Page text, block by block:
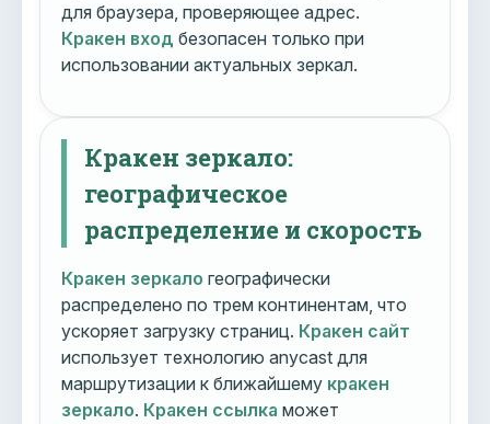
для браузера, проверяющее адрес.
Кракен вход безопасен только при
использовании актуальных зеркал.
Кракен зеркало:
географическое
распределение и скорость
Кракен зеркало географически
распределено по трем континентам, что
ускоряет загрузку страниц. Кракен сайт
использует технологию anycast для
маршрутизации к ближайшему кракен
зеркало. Кракен ссылка может